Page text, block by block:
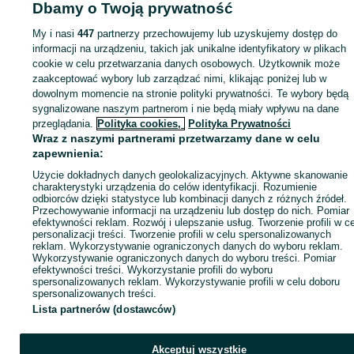
pracy do pogody, gatunku trawy i rodzaju gleby.
Zarządzanie wieloma strefami.
Opcjonalne oświetlenie LED umożliwiające koszenie w nocy bez
zagrożenia dla nocnych zwierząt.
Zasilany akumulatorem PowerShare, który jest kompatybilny ze
wszystkimi narzędziami bezprzewodowymi WORX.
Cut to Edge. Cięcie przy krawędzi znacznie zmniejsza potrzebę
korzystania z podkaszarki.
Wodoodporność IPX5 pozwala myć Vision wodą z węża
ogrodowego.
Posiada kamerę full HD z HDR i „widzi” swoje otoczenie
Potrafi na nie reagować i dostosowuje swoje decyzje.
Vision wykonuje i przetwarza kilkadziesiąt zdjęć na minute,
każdy obiekt w swoim polu widzenia. Dlatego warto co jakiś czas
przetrzeć kamerę delikatną ściereczką.
Głęboko wytrenowana sieć neuronowa Landroid Vision rozpoznaje
trawę do skoszenia, przeszkody do uniknięcia i granice, których nie
należy przekraczać.
Strefy koszenia
Do wyznaczenia dodatkowej strefy koszenia potrzebne są dwa
Obsesyjna dbałość o szczegóły
Strona główna Dom i Ogród Ogród Kosiarki Roboty koszące
KATEGORIA
ID:1015692277 Wyświetlenia:
Dbamy o Twoją prywatność
My i nasi447 partnerzy przechowujemy lub uzyskujemy dostęp do
informacji na urządzeniu, takich jak unikalne identyfikatory w plikach
cookie w celu przetwarzania danych osobowych. Użytkownik może
zaakceptować wybory lub zarządzać nimi, klikając poniżej lub w
dowolnym momencie na stronie polityki prywatności. Te wybory będą
sygnalizowane naszym partnerom i nie będą miały wpływu na dane
przeglądania. Polityka cookies, Polityka Prywatności
Wraz z naszymi partnerami przetwarzamy dane w celu
zapewnienia:
Użycie dokładnych danych geolokalizacyjnych. Aktywne skanowanie
charakterystyki urządzenia do celów identyfikacji. Rozumienie
odbiorców dzięki statystyce lub kombinacji danych z różnych źródeł.
Przechowywanie informacji na urządzeniu lub dostęp do nich. Pomiar
efektywności reklam. Rozwój i ulepszanie usług. Tworzenie profili w
personalizacji treści. Tworzenie profili w celu spersonalizowanych
reklam. Wykorzystywanie ograniczonych danych do wyboru reklam.
Wykorzystywanie ograniczonych danych do wyboru treści. Pomiar
efektywności treści. Wykorzystanie profili do wyboru
spersonalizowanych reklam. Wykorzystywanie profili w celu doboru
spersonalizowanych treści.
Lista partnerów (dostawców)
Akceptuj wszystkie